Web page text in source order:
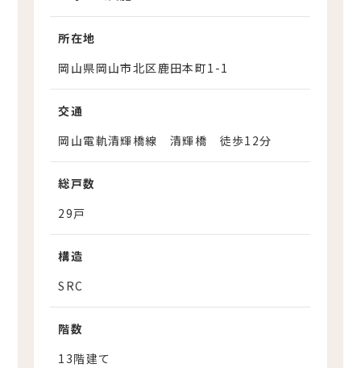
所在地
岡山県岡山市北区鹿田本町1-1
交通
岡山電軌清輝橋線 清輝橋 徒歩12分
総戸数
29戸
構造
SRC
階数
13階建て